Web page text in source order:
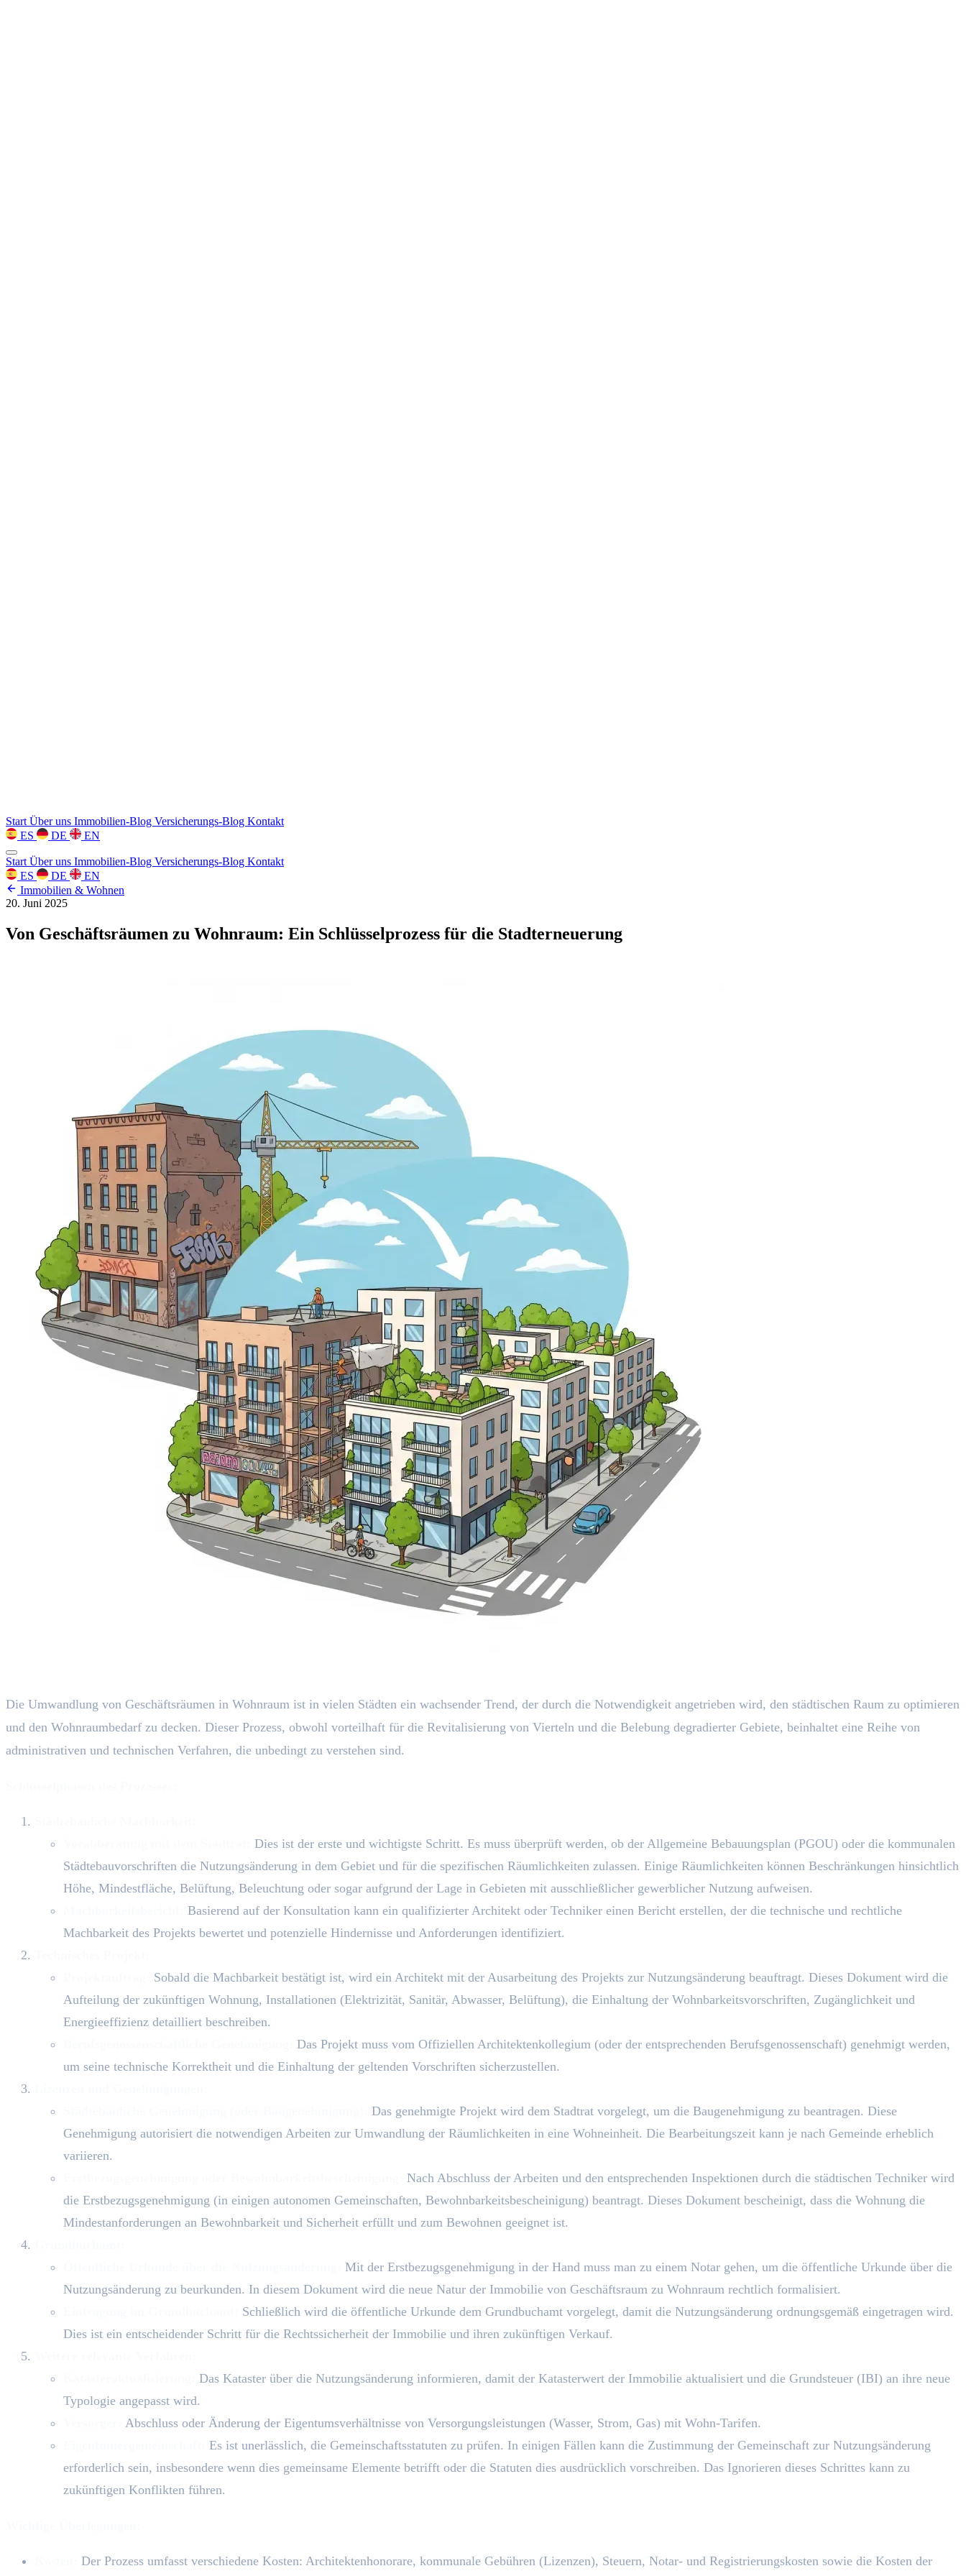
Start Über uns Immobilien-Blog Versicherungs-Blog Kontakt
ES
DE EN
Start Über uns Immobilien-Blog Versicherungs-Blog Kontakt
ES
DE
EN
Immobilien & Wohnen
20. Juni 2025
Von Geschäftsräumen zu Wohnraum: Ein Schlüsselprozess für die Stadterneuerung
Die Umwandlung von Geschäftsräumen in Wohnraum ist in vielen Städten ein wachsender Trend, der durch die Notwendigkeit angetrieben wird, den städtischen Raum zu optimieren
und den Wohnraumbedarf zu decken. Dieser Prozess, obwohl vorteilhaft für die Revitalisierung von Vierteln und die Belebung degradierter Gebiete, beinhaltet eine Reihe von
administrativen und technischen Verfahren, die unbedingt zu verstehen sind.
Dies ist der erste und wichtigste Schritt. Es muss überprüft werden, ob der Allgemeine Bebauungsplan (PGOU) oder die kommunalen
Städtebauvorschriften die Nutzungsänderung in dem Gebiet und für die spezifischen Räumlichkeiten zulassen. Einige Räumlichkeiten können Beschränkungen hinsichtlich
Höhe, Mindestfläche, Belüftung, Beleuchtung oder sogar aufgrund der Lage in Gebieten mit ausschließlicher gewerblicher Nutzung aufweisen.
Basierend auf der Konsultation kann ein qualifizierter Architekt oder Techniker einen Bericht erstellen, der die technische und rechtliche
Machbarkeit des Projekts bewertet und potenzielle Hindernisse und Anforderungen identifiziert.
Sobald die Machbarkeit bestätigt ist, wird ein Architekt mit der Ausarbeitung des Projekts zur Nutzungsänderung beauftragt. Dieses Dokument wird die
Aufteilung der zukünftigen Wohnung, Installationen (Elektrizität, Sanitär, Abwasser, Belüftung), die Einhaltung der Wohnbarkeitsvorschriften, Zugänglichkeit und
Energieeffizienz detailliert beschreiben.
Das Projekt muss vom Offiziellen Architektenkollegium (oder der entsprechenden Berufsgenossenschaft) genehmigt werden,
um seine technische Korrektheit und die Einhaltung der geltenden Vorschriften sicherzustellen.
Das genehmigte Projekt wird dem Stadtrat vorgelegt, um die Baugenehmigung zu beantragen. Diese
Genehmigung autorisiert die notwendigen Arbeiten zur Umwandlung der Räumlichkeiten in eine Wohneinheit. Die Bearbeitungszeit kann je nach Gemeinde erheblich
variieren.
Nach Abschluss der Arbeiten und den entsprechenden Inspektionen durch die städtischen Techniker wird
die Erstbezugsgenehmigung (in einigen autonomen Gemeinschaften, Bewohnbarkeitsbescheinigung) beantragt. Dieses Dokument bescheinigt, dass die Wohnung die
Mindestanforderungen an Bewohnbarkeit und Sicherheit erfüllt und zum Bewohnen geeignet ist.
Mit der Erstbezugsgenehmigung in der Hand muss man zu einem Notar gehen, um die öffentliche Urkunde über die
Nutzungsänderung zu beurkunden. In diesem Dokument wird die neue Natur der Immobilie von Geschäftsraum zu Wohnraum rechtlich formalisiert.
Schließlich wird die öffentliche Urkunde dem Grundbuchamt vorgelegt, damit die Nutzungsänderung ordnungsgemäß eingetragen wird.
Dies ist ein entscheidender Schritt für die Rechtssicherheit der Immobilie und ihren zukünftigen Verkauf.
Das Kataster über die Nutzungsänderung informieren, damit der Katasterwert der Immobilie aktualisiert und die Grundsteuer (IBI) an ihre neue
Typologie angepasst wird.
Abschluss oder Änderung der Eigentumsverhältnisse von Versorgungsleistungen (Wasser, Strom, Gas) mit Wohn-Tarifen.
Es ist unerlässlich, die Gemeinschaftsstatuten zu prüfen. In einigen Fällen kann die Zustimmung der Gemeinschaft zur Nutzungsänderung
erforderlich sein, insbesondere wenn dies gemeinsame Elemente betrifft oder die Statuten dies ausdrücklich vorschreiben. Das Ignorieren dieses Schrittes kann zu
zukünftigen Konflikten führen.
Der Prozess umfasst verschiedene Kosten: Architektenhonorare, kommunale Gebühren (Lizenzen), Steuern, Notar- und Registrierungskosten sowie die Kosten der